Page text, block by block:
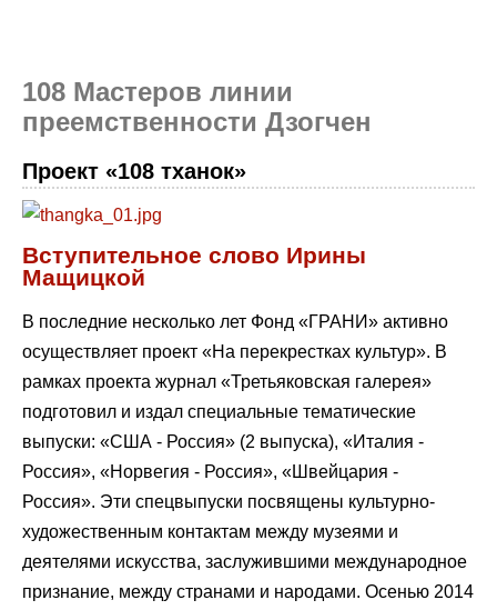
108 Мастеров линии
преемственности Дзогчен
Проект «108 тханок»
Вступительное слово Ирины
Мащицкой
В последние несколько лет Фонд «ГРАНИ» активно
осуществляет проект «На перекрестках культур». В
рамках проекта журнал «Третьяковская галерея»
подготовил и издал специальные тематические
выпуски: «США - Россия» (2 выпуска), «Италия -
Россия», «Норвегия - Россия», «Швейцария -
Россия». Эти спецвыпуски посвящены культурно-
художественным контактам между музеями и
деятелями искусства, заслужившими международное
признание, между странами и народами. Осенью 2014